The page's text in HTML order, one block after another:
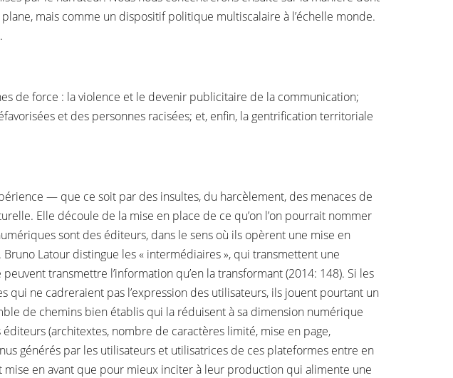
mais comme un dispositif politique multiscalaire à l’échelle monde.
de force : la violence et le devenir publicitaire de la communication;
et des personnes racisées; et, enfin, la gentrification territoriale
— que ce soit par des insultes, du harcèlement, des menaces de
Elle découle de la mise en place de ce qu’on l’on pourrait nommer
sont des éditeurs, dans le sens où ils opèrent une mise en
Latour distingue les « intermédiaires », qui transmettent une
peuvent transmettre l’information qu’en la transformant (2014: 148). Si les
ne cadreraient pas l’expression des utilisateurs, ils jouent pourtant un
de chemins bien établis qui la réduisent à sa dimension numérique
(architextes, nombre de caractères limité, mise en page,
générés par les utilisateurs et utilisatrices de ces plateformes entre en
mise en avant que pour mieux inciter à leur production qui alimente une